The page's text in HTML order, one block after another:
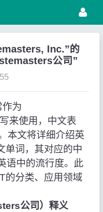
Inc.”的
公司”
55
为
来使用，中文表
本文将详细介绍英
单词，其对应的中
语中的流行度。此
的分类、应用领域
公司）释义